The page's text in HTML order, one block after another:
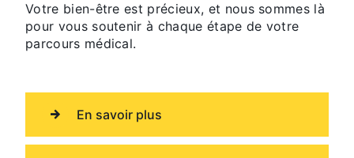
Votre bien-être est précieux, et nous sommes là
pour vous soutenir à chaque étape de votre
parcours médical.
En savoir plus